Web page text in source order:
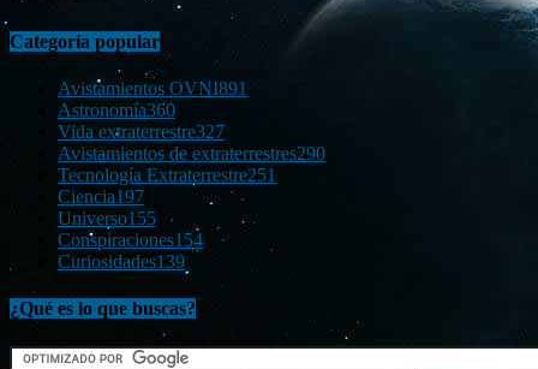
Categoría popular
Avistamientos OVNI891
Astronomía360
Vida extraterrestre327
Avistamientos de extraterrestres290
Tecnología Extraterrestre251
Ciencia197
Universo155
Conspiraciones154
Curiosidades139
¿Qué es lo que buscas?